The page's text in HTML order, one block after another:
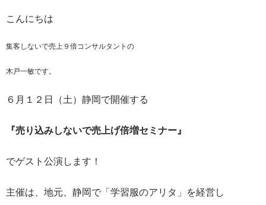
こんにちは
集客しないで売上９倍コンサルタントの
木戸一敏です。
６月１２日（土）静岡で開催する
『売り込みしないで売上げ倍増セミナー』
でゲスト公演します！
主催は、地元、静岡で「学習服のアリタ」を経営し